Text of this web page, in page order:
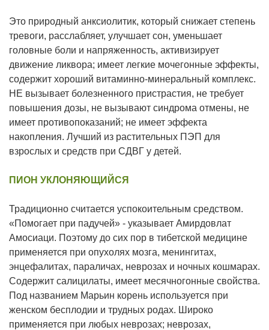
Это природный анксиолитик, который снижает степень
тревоги, расслабляет, улучшает сон, уменьшает
головные боли и напряженность, активизирует
движение ликвора; имеет легкие мочегонные эффекты,
содержит хороший витаминно-минеральный комплекс.
НЕ вызывает болезненного пристрастия, не требует
повышения дозы, не вызывают синдрома отмены, не
имеет противопоказаний; не имеет эффекта
накопления. Лучший из растительных ПЭП для
взрослых и средств при СДВГ у детей.
ПИОН УКЛОНЯЮЩИЙСЯ
Традиционно считается успокоительным средством.
«Помогает при падучей» - указывает Амирдовлат
Амосиаци. Поэтому до сих пор в тибетской медицине
применяется при опухолях мозга, менингитах,
энцефалитах, параличах, неврозах и ночных кошмарах.
Содержит салицилаты, имеет месячногонные свойства.
Под названием Марьин корень используется при
женском бесплодии и трудных родах. Широко
применяется при любых неврозах; неврозах,